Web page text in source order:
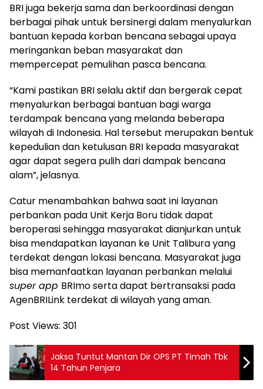
BRI juga bekerja sama dan berkoordinasi dengan
berbagai pihak untuk bersinergi dalam menyalurkan
bantuan kepada korban bencana sebagai upaya
meringankan beban masyarakat dan
mempercepat pemulihan pasca bencana.
“Kami pastikan BRI selalu aktif dan bergerak cepat
menyalurkan berbagai bantuan bagi warga
terdampak bencana yang melanda beberapa
wilayah di Indonesia. Hal tersebut merupakan bentuk
kepedulian dan ketulusan BRI kepada masyarakat
agar dapat segera pulih dari dampak bencana
alam”, jelasnya.
Catur menambahkan bahwa saat ini layanan
perbankan pada Unit Kerja Boru tidak dapat
beroperasi sehingga masyarakat dianjurkan untuk
bisa mendapatkan layanan ke Unit Talibura yang
terdekat dengan lokasi bencana. Masyarakat juga
bisa memanfaatkan layanan perbankan melalui
super app BRImo serta dapat bertransaksi pada
AgenBRILink terdekat di wilayah yang aman.
Post Views: 301
Jaksa Tuntut Mantan Dir OPS PT Timah Tbk
14 Tahun Penjara